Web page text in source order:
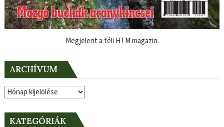
Megjelent a téli HTM magazin.
ARCHÍVUM
Archívum
KATEGÓRIÁK